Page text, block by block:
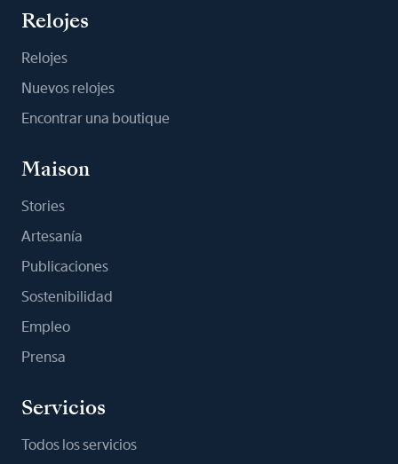
Relojes
Relojes
Nuevos relojes
Encontrar una boutique
Maison
Stories
Artesanía
Publicaciones
Sostenibilidad
Empleo
Prensa
Servicios
Todos los servicios